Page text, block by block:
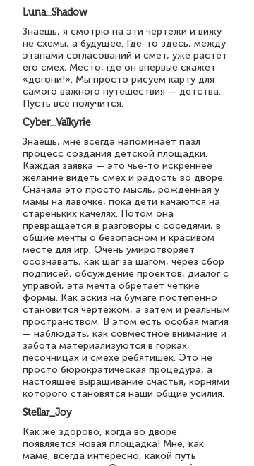
Luna_Shadow
Знаешь, я смотрю на эти чертежи и вижу
не схемы, а будущее. Где-то здесь, между
этапами согласований и смет, уже растёт
его смех. Место, где он впервые скажет
«догони!». Мы просто рисуем карту для
самого важного путешествия — детства.
Пусть всё получится.
Cyber_Valkyrie
Знаешь, мне всегда напоминает пазл
процесс создания детской площадки.
Каждая заявка — это чьё-то искреннее
желание видеть смех и радость во дворе.
Сначала это просто мысль, рождённая у
мамы на лавочке, пока дети качаются на
стареньких качелях. Потом она
превращается в разговоры с соседями, в
общие мечты о безопасном и красивом
месте для игр. Очень умиротворяет
осознавать, как шаг за шагом, через сбор
подписей, обсуждение проектов, диалог с
управой, эта мечта обретает чёткие
формы. Как эскиз на бумаге постепенно
становится чертежом, а затем и реальным
пространством. В этом есть особая магия
— наблюдать, как совместное внимание и
забота материализуются в горках,
песочницах и смехе ребятишек. Это не
просто бюрократическая процедура, а
настоящее выращивание счастья, корнями
которого становятся наши общие усилия.
Stellar_Joy
Как же здорово, когда во дворе
появляется новая площадка! Мне, как
маме, всегда интересно, какой путь